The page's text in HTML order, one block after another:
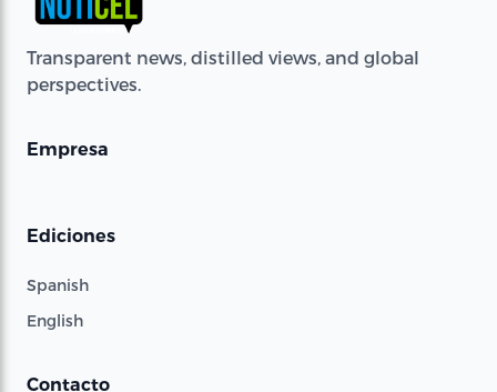
Transparent news, distilled views, and global
perspectives.
Empresa
Ediciones
Spanish
English
Contacto